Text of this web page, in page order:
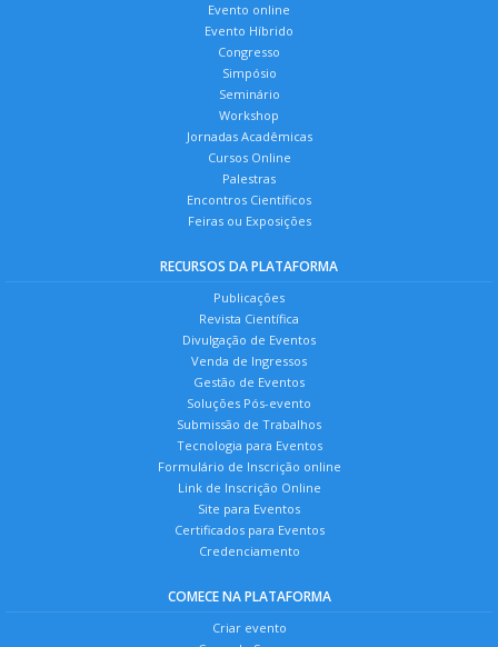
Evento online
Evento Híbrido
Congresso
Simpósio
Seminário
Workshop
Jornadas Acadêmicas
Cursos Online
Palestras
Encontros Científicos
Feiras ou Exposições
RECURSOS DA PLATAFORMA
Publicações
Revista Científica
Divulgação de Eventos
Venda de Ingressos
Gestão de Eventos
Soluções Pós-evento
Submissão de Trabalhos
Tecnologia para Eventos
Formulário de Inscrição online
Link de Inscrição Online
Site para Eventos
Certificados para Eventos
Credenciamento
COMECE NA PLATAFORMA
Criar evento